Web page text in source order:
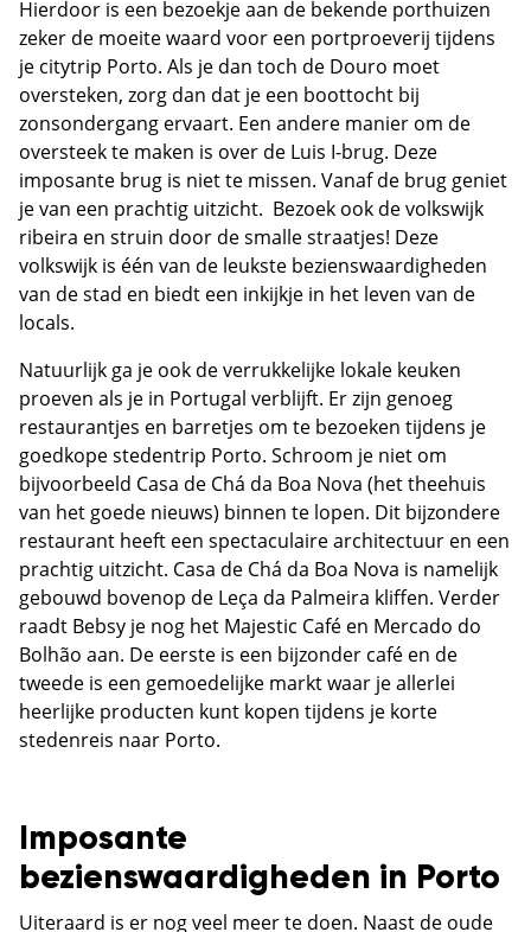
Hierdoor is een bezoekje aan de bekende porthuizen
zeker de moeite waard voor een portproeverij tijdens
je citytrip Porto. Als je dan toch de Douro moet
oversteken, zorg dan dat je een boottocht bij
zonsondergang ervaart. Een andere manier om de
oversteek te maken is over de Luis I-brug. Deze
imposante brug is niet te missen. Vanaf de brug geniet
je van een prachtig uitzicht. Bezoek ook de volkswijk
ribeira en struin door de smalle straatjes! Deze
volkswijk is één van de leukste bezienswaardigheden
van de stad en biedt een inkijkje in het leven van de
locals.
Natuurlijk ga je ook de verrukkelijke lokale keuken
proeven als je in Portugal verblijft. Er zijn genoeg
restaurantjes en barretjes om te bezoeken tijdens je
goedkope stedentrip Porto. Schroom je niet om
bijvoorbeeld Casa de Chá da Boa Nova (het theehuis
van het goede nieuws) binnen te lopen. Dit bijzondere
restaurant heeft een spectaculaire architectuur en een
prachtig uitzicht. Casa de Chá da Boa Nova is namelijk
gebouwd bovenop de Leça da Palmeira kliffen. Verder
raadt Bebsy je nog het Majestic Café en Mercado do
Bolhão aan. De eerste is een bijzonder café en de
tweede is een gemoedelijke markt waar je allerlei
heerlijke producten kunt kopen tijdens je korte
stedenreis naar Porto.
Imposante
bezienswaardigheden in Porto
Uiteraard is er nog veel meer te doen. Naast de oude